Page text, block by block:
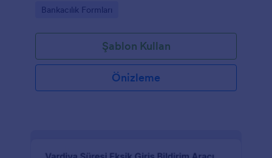
Go to Category:
Bankacılık Formları
Şablon Kullan
Önizleme